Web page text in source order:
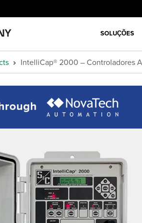
SOLUÇÕES
IntelliCap® 2000 – Controladores